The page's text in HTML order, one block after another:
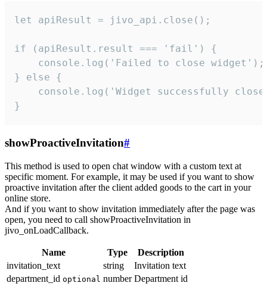
let apiResult = jivo_api.close();
if (apiResult.result === 'fail') {
    console.log('Failed to close widget');
} else {
console.log('Widget successfully
}
showProactiveInvitation#
This method is used to open chat window with a custom text at
specific moment. For example, it may be used if you want to show
proactive invitation after the client added goods to the cart in your
online store.
And if you want to show invitation immediately after the page was
open, you need to call showProactiveInvitation in
jivo_onLoadCallback.
Name Type
Description
invitation_text
string
Invitation text
department_id optional number Department id